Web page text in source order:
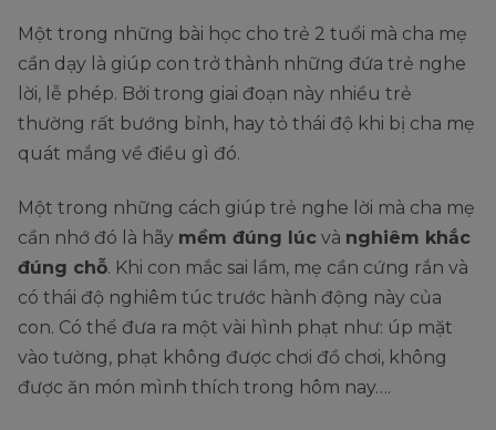
Một trong những bài học cho trẻ 2 tuổi mà cha mẹ
cần dạy là giúp con trở thành những đứa trẻ nghe
lời, lễ phép. Bởi trong giai đoạn này nhiều trẻ
thường rất bướng bỉnh, hay tỏ thái độ khi bị cha mẹ
quát mắng về điều gì đó.
Một trong những cách giúp trẻ nghe lời mà cha mẹ
cần nhớ đó là hãy mềm đúng lúc và nghiêm khắc
đúng chỗ. Khi con mắc sai lầm, mẹ cần cứng rắn và
có thái độ nghiêm túc trước hành động này của
con. Có thể đưa ra một vài hình phạt như: úp mặt
vào tường, phạt không được chơi đồ chơi, không
được ăn món mình thích trong hôm nay….